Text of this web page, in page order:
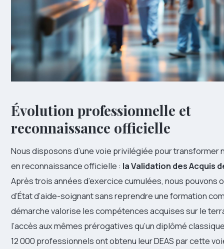
Évolution professionnelle et
reconnaissance officielle
Nous disposons d’une voie privilégiée pour transformer
en reconnaissance officielle : la Validation des Acquis
Après trois années d’exercice cumulées, nous pouvons
d’État d’aide-soignant sans reprendre une formation
démarche valorise les compétences acquises sur le
l’accès aux mêmes prérogatives qu’un diplômé
12 000 professionnels ont obtenu leur DEAS par cette